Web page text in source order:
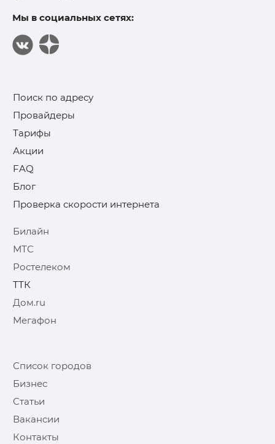
Мы в социальных сетях:
Поиск по адресу
Провайдеры
Тарифы
Акции
FAQ
Блог
Проверка скорости интернета
Билайн
МТС
Ростелеком
ТТК
Дом.ru
Мегафон
Список городов
Бизнес
Статьи
Вакансии
Контакты